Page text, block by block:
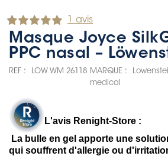
1 avis
Masque Joyce
PPC nasal –
REF : LOW WM 26118 MARQUE :
medical
L'avis Renight-Store :
La bulle en gel apporte une
qui souffrent d'allergie ou